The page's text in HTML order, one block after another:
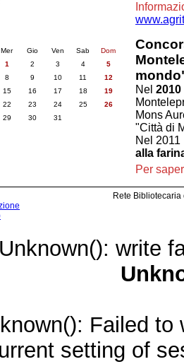
Nel 2010
Mons
"Città di
Nel
alla
Per
Mer Gio Ven Sab
Dom
1
2 3 4
5
8 9 10 11
12
15 16 17 18
19
22 23 24 25
26
29 30 31
Rete
write
Failed
setting of